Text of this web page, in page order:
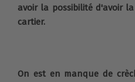
avoir la possibilité d'avoir
cartier.
On est en manque de